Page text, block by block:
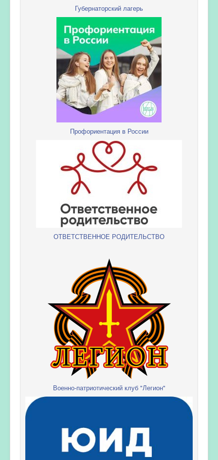
Губернаторский лагерь
Профориентация в России
ОТВЕТСТВЕННОЕ РОДИТЕЛЬСТВО
Военно-патриотический клуб "Легион"